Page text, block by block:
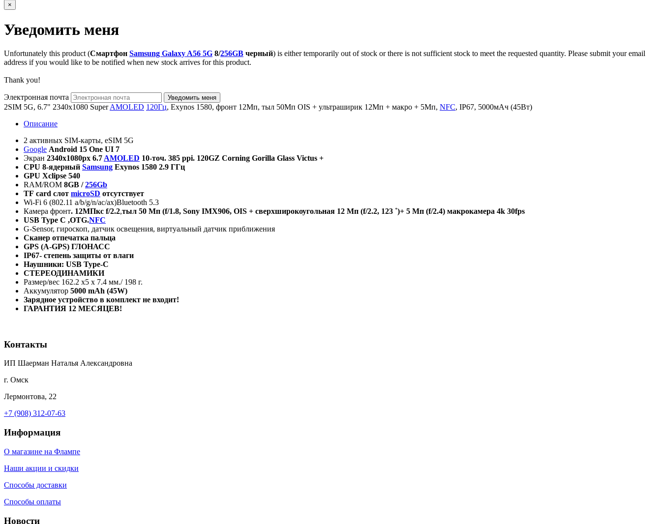
×
Уведомить меня
Unfortunately this product (Смартфон Samsung Galaxy A56 5G 8/256GB черный) is either temporarily out of stock or there is not sufficient stock to meet the requested quantity. Please submit your email
address if you would like to be notified when new stock arrives for this product.
Thank you!
Электронная почта
2SIM 5G, 6.7" 2340x1080 SuperAMOLED 120Гц, Exynos 1580, фронт 12Мп, тыл 50Мп OIS + ультраширик 12Мп + макро + 5Мп, NFC, IP67, 5000мАч (45Вт)
Описание
2 активных SIM-карты, eSIM 5G
Google Android 15 One UI 7
Экран 2340х1080px 6.7 AMOLED 10-точ. 385 ppi. 120GZ Corning Gorilla Glass Victus +
CPU 8-ядерный Samsung Exynos 1580 2.9 ГГц
GPU Xclipse 540
RAM/ROM 8GB /256Gb
TF card слот microSD отсутствует
Wi-Fi 6 (802.11 a/b/g/n/ac/ax)Bluetooth 5.3
Камера фронт. 12МПкс f/2.2,тыл 50 Мп (f/1.8, Sony IMX906, OIS + сверхширокоугольная 12 Мп (f/2.2, 123 ˚)+ 5 Мп (f/2.4) макрокамера 4k 30fps
USB Type C ,OTG.NFC
G-Sensor, гироскоп, датчик освещения, виртуальный датчик приближения
Сканер отпечатка пальца
GPS (A-GPS) ГЛОНАСС
IP67- степень защиты от влаги
Наушники: USB Type-C
СТЕРЕОДИНАМИКИ
Размер/вес 162.2 x5 x 7.4 мм./ 198 г.
Аккумулятор 5000 mAh (45W)
Зарядное устройство в комплект не входит!
ГАРАНТИЯ 12 МЕСЯЦЕВ!
Контакты
ИП Шаерман Наталья Александровна
г. Омск
Лермонтова, 22
+7 (908) 312-07-63
Информация
О магазине на Флампе
Наши акции и скидки
Способы доставки
Способы оплаты
Новости